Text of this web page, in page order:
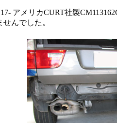
アメリカCURT社製
んでした。